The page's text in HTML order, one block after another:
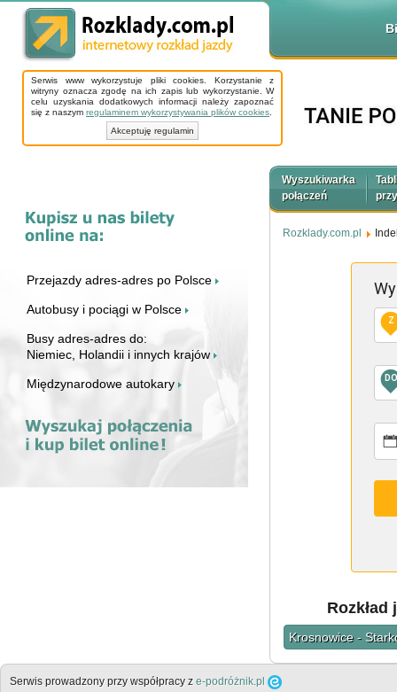
Serwis www wykorzystuje pliki cookies. Korzystanie z
witryny oznacza zgodę na ich zapis lub wykorzystanie. W
celu uzyskania dodatkowych informacji należy zapoznać
się z naszym regulaminem wykorzystywania plików cookies
Akceptuję regulamin
Przejazdy adres-adres po Polsce
Autobusy i pociągi w Polsce
Busy adres-adres do:
Niemiec, Holandii i innych krajów
Międzynarodowe autokary
Wyszukiwarka
połączeń
Rozklady.com.pl
Z
DO
Krosnowice -
Serwis prowadzony przy współpracy z e-podróżnik.pl